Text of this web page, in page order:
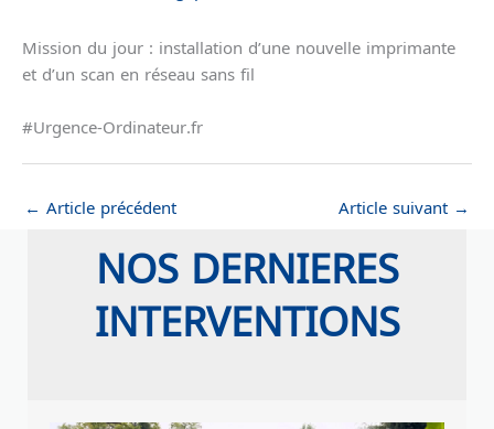
Mission du jour : installation d’une nouvelle imprimante
et d’un scan en réseau sans fil
#Urgence-Ordinateur.fr
← Article précédent Article suivant →
NOS DERNIERES
INTERVENTIONS